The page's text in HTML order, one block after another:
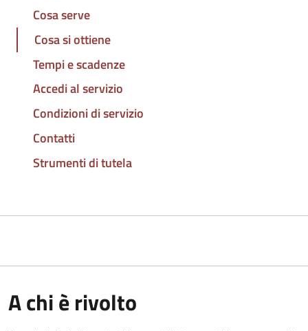
Cosa serve
Cosa si ottiene
Tempi e scadenze
Accedi al servizio
Condizioni di servizio
Contatti
Strumenti di tutela
A chi è rivolto